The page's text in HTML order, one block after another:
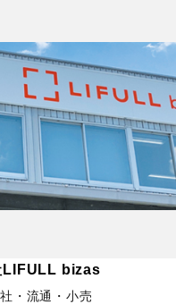
LIFULL bizas
・流通・小売